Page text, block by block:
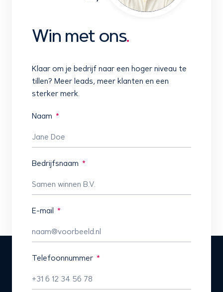
Win met ons.
Klaar om je bedrijf naar een hoger niveau te
tillen? Meer leads, meer klanten en een
sterker merk.
Naam
Bedrijfsnaam
E-mail
Telefoonnummer